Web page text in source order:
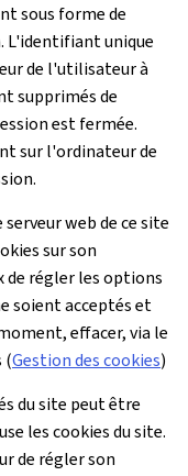
sous forme de
L'identifiant unique
de l'utilisateur à
supprimés de
est fermée.
sur l'ordinateur de
web de ce site
sur son
régler les options
soient acceptés et
effacer, via le
(Gestion des cookies)
du site peut être
les cookies du site.
de régler son